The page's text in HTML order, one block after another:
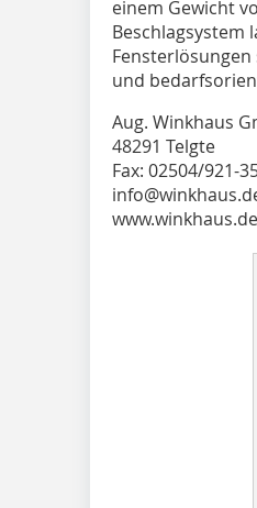
einem Gewicht
Beschlagsystem
und
Aug. Winkhaus
48291 Telgte
Fax: 02504/921-
www.winkhaus.de